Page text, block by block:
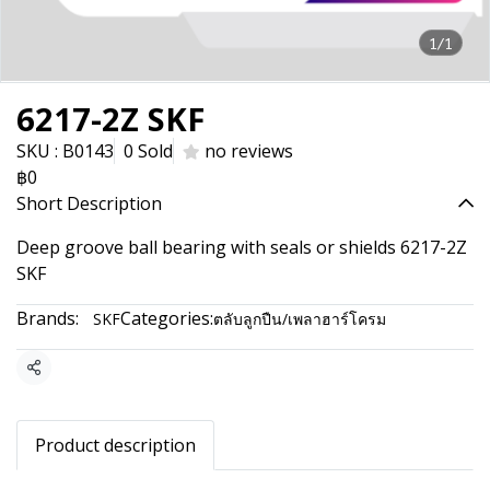
1/1
6217-2Z SKF
SKU : B0143 0 Sold
no reviews
฿0
Short Description
Deep groove ball bearing with seals or shields 6217-2Z
SKF
Brands:
SKFCategories:ตลับลูกปืน/เพลาฮาร์โครม
Share
Product description